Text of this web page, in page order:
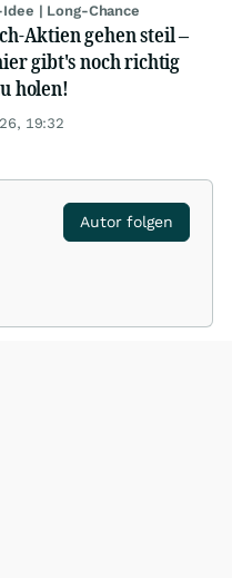
| Long-Chance
Aktien gehen steil –
gibt's noch richtig
holen!
19:32
Autor folgen